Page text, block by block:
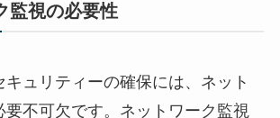
監視の必要性
キュリティーの確保には、ネット
要不可欠です。ネットワーク監視